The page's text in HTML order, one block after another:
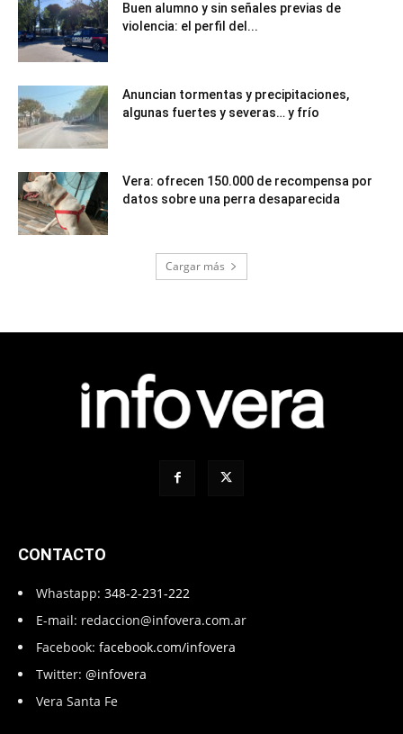
Buen alumno y sin señales previas de
violencia: el perfil del...
Anuncian tormentas y precipitaciones,
algunas fuertes y severas… y frío
Vera: ofrecen 150.000 de recompensa por
datos sobre una perra desaparecida
Cargar más
CONTACTO
Whastapp: 348-2-231-222
E-mail: redaccion@infovera.com.ar
Facebook: facebook.com/infovera
Twitter: @infovera
Vera Santa Fe